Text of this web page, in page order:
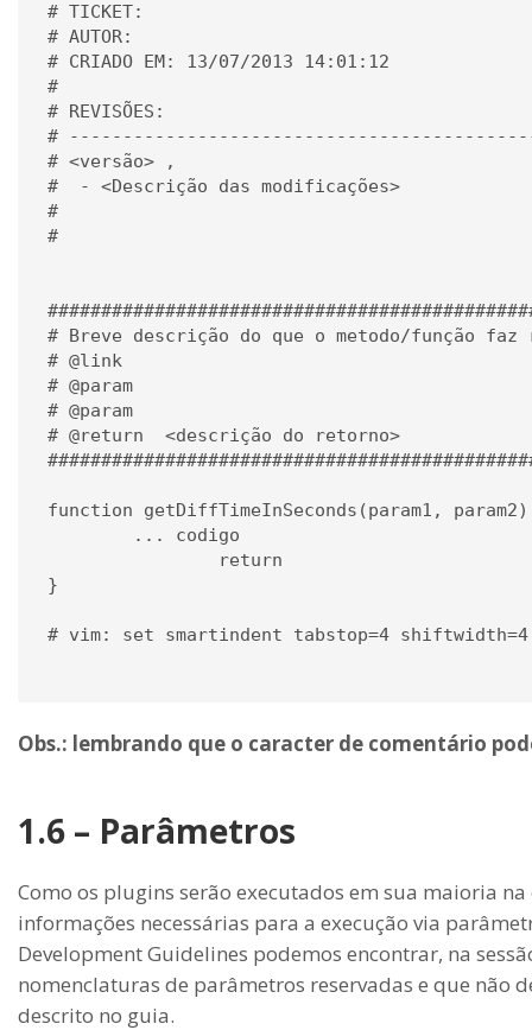
# TICKET:
# AUTOR:
# CRIADO EM: 13/07/2013 14:01:12
#
# REVISÕES:
#
# <versão> ,
#  - <Descrição das modificações>
#
#
# Breve descrição do que o metodo/função
# @link
# @param
# @param
# @return  <descrição do retorno>
function getDiffTimeInSeconds(param1,
                return
}
# vim: set smartindent tabstop=4 shiftwidth=4
Obs.: lembrando que o caracter de comentário
1.6 – Parâmetros
Como os plugins serão executados em sua maioria
informações necessárias para a execução via
Development Guidelines podemos encontrar, na
nomenclaturas de parâmetros reservadas e que não
descrito no guia.